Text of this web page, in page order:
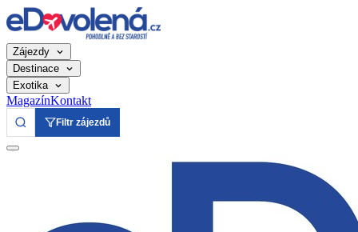
Zájezdy
Destinace
Exotika
MagazínKontakt
Filtr zájezdů